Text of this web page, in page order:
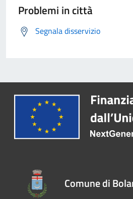
Problemi in città
Segnala disservizio
Comune di